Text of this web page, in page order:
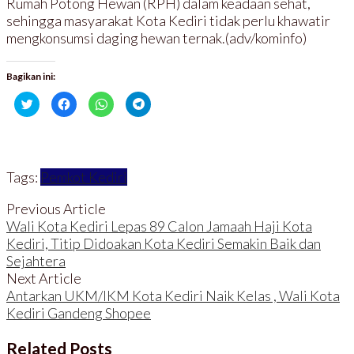
sehingga masyarakat Kota Kediri tidak perlu khawatir
mengkonsumsi daging hewan ternak.(adv/kominfo)
Bagikan ini:
K
l
k
b
r
b
a
g
p
a
d
a
T
w
t
r
K
l
u
k
m
m
b
a
g
k
n
d
i
F
a
c
o
K
l
u
k
b
a
g
i
d
a
t
s
A
(
K
l
a
g
i
d
l
e
g
r
Tags: Pemkot Kediri
Previous Article
Wali Kota Kediri Lepas 89 Calon Jamaah Haji Kota
Kediri, Titip Didoakan Kota Kediri Semakin Baik dan
Sejahtera
Next Article
Antarkan UKM/IKM Kota Kediri Naik Kelas , Wali Kota
Kediri Gandeng Shopee
Related Posts